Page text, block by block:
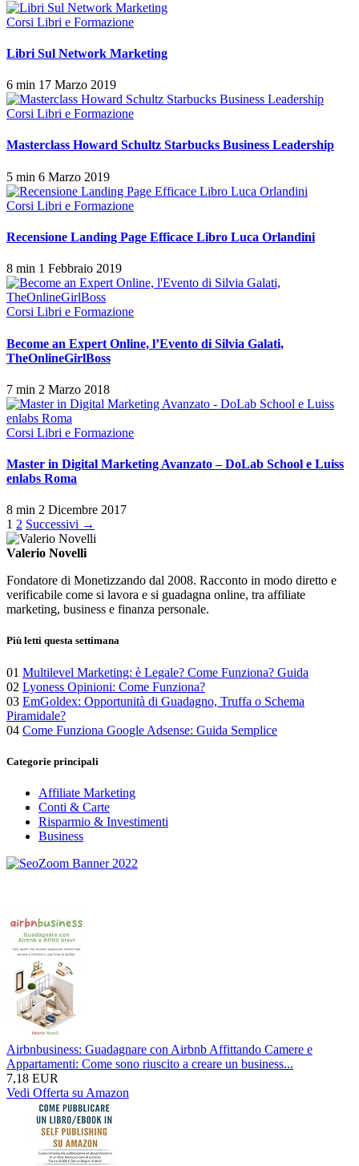
Corsi Libri e Formazione
Libri Sul Network Marketing
6 min 17 Marzo 2019
Corsi Libri e Formazione
Masterclass Howard Schultz Starbucks Business Leadership
5 min 6 Marzo 2019
Corsi Libri e Formazione
Recensione Landing Page Efficace Libro Luca Orlandini
8 min 1 Febbraio 2019
Corsi Libri e Formazione
Become an Expert Online, l’Evento di Silvia Galati,
TheOnlineGirlBoss
7 min 2 Marzo 2018
Corsi Libri e Formazione
Master in Digital Marketing Avanzato – DoLab School e Luiss
enlabs Roma
8 min 2 Dicembre 2017
Paginazione
degli
articoli
1 2 Successivi →
Valerio Novelli
Fondatore di Monetizzando dal 2008. Racconto in modo diretto e
verificabile come si lavora e si guadagna online, tra affiliate
marketing, business e finanza personale.
Più letti questa settimana
01 Multilevel Marketing: è Legale? Come Funziona? Guida
02 Lyoness Opinioni: Come Funziona?
03 EmGoldex: Opportunità di Guadagno, Truffa o Schema
Piramidale?
04 Come Funziona Google Adsense: Guida Semplice
Categorie principali
Affiliate Marketing
Conti & Carte
Risparmio & Investimenti
Business
Airbnbusiness: Guadagnare con Airbnb Affittando Camere e
Appartamenti: Come sono riuscito a creare un business...
7,18 EUR
Vedi Offerta su Amazon